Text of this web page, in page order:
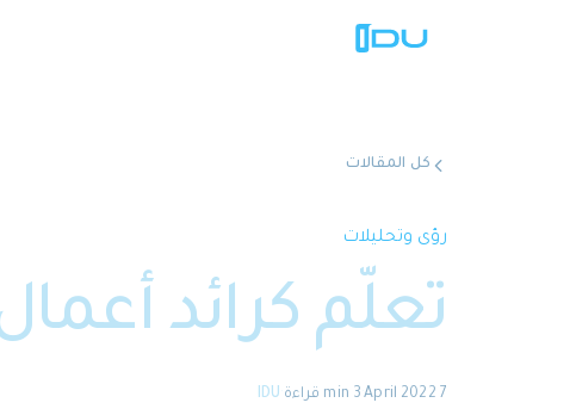
كل المقالات
رؤى وتحليلات
تعلّم كرائد
7 April 2022
·
3 min قراءة IDU